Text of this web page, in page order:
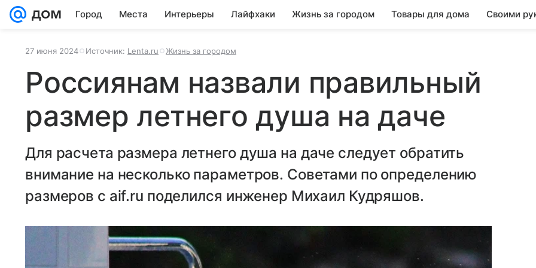
Город Места Интерьеры Лайфхаки Жизнь за городом Товары для дома Своими
27 июня 2024 Источник: Lenta.ru Жизнь за городом
Россиянам назвали правильный
размер летнего душа на даче
Для расчета размера летнего душа на даче следует обратить
внимание на несколько параметров. Советами по определению
размеров с aif.ru поделился инженер Михаил Кудряшов.